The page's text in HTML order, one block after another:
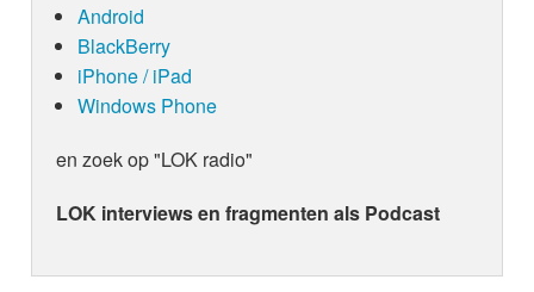
Android
BlackBerry
iPhone / iPad
Windows Phone
en zoek op "LOK radio"
LOK interviews en fragmenten als Podcast